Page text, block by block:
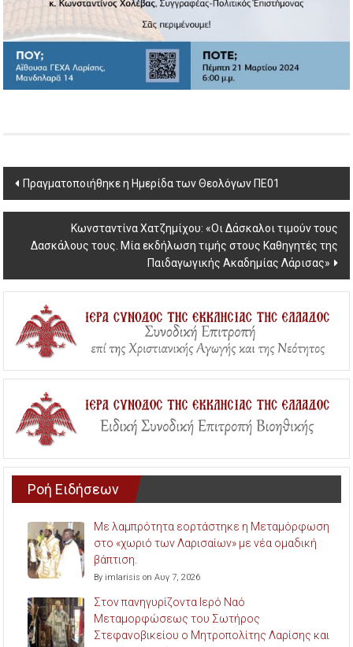
Post
navigation
Πραγματοποιήθηκε η Ημερίδα των Θεολόγων ΠΕ01
Kωνσταντίνα Χατζημίχου: «Οι Δάσκαλοι τιμούν τους
Δασκάλους τους. Μία εκδήλωση τιμής στους Καθηγητές της
Παιδαγωγικής Ακαδημίας Λάρισας»
Ροή Ειδήσεων
Με λαμπρότητα εορτάστηκε η Μεταμόρφωση
στο «χωριό των Λαρισαίων» με νέα ομαδική
βάπτιση.
By imlarisis on Αυγ 7, 2026
Στον πανηγυρίζοντα Ιερό Ναό
Μεταμορφώσεως του Σωτήρος
Στεφανοβικείου ο Μητροπολίτης Λαρίσης και